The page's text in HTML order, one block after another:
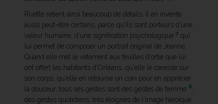
Rivette retient ainsi beaucoup de détails, il en invente
aussi peut-être certains, parce qu'ils sont porteurs d'une
valeur humaine, d'une signification psychologique 7 qui
lui permet de composer un portrait original de Jeanne.
Quand elle met le vêtement aux feuilles d'ortie que lui
ont offert les habitants d'Orléans, qu'elle le caresse sur
son corps, qu'elle en retourne un coin pour en apprécier
la douceur, tous ses gestes sont des gestes de femme 8
des gestes quotidiens, très éloignés de l'image héroïque